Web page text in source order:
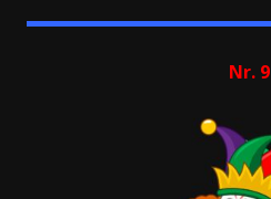
Nr. 9